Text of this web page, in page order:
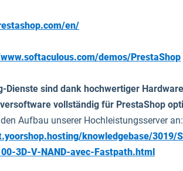
en/
demos/PrestaShop
Dienste sind dank hochwertiger
vollständig für PrestaShop
Aufbau unserer Hochleistungsserver an:
knowledgebase/3019/
3D-V-NAND-avec-Fastpath.html